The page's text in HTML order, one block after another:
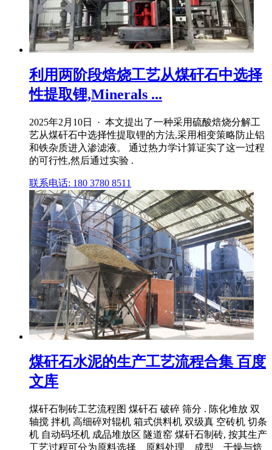
利用两阶段焙烧工艺从煤矸石中选择
性提取锂,Minerals ...
2025年2月10日 · 本文提出了一种采用硫酸焙烧分解工
艺从煤矸石中选择性提取锂的方法,采用相变策略防止铝
和铁杂质进入渗滤液。 通过热力学计算证实了这一过程
的可行性,然后通过实验 .
联系电话: 180 3780 8511
煤矸石水泥的生产工艺流程合集 百度
文库
煤矸石制砖工艺流程图 煤矸石 破碎 筛分 . 陈化堆放 双
轴搅 拌机 高细碎对辊机 箱式供料机 双级真 空砖机 切条
机 自动码坯机 成品堆放区 隧道窑 煤矸石制砖, 按其生产
工艺过程可分为原料选择、原料处理、成型、干燥与焙